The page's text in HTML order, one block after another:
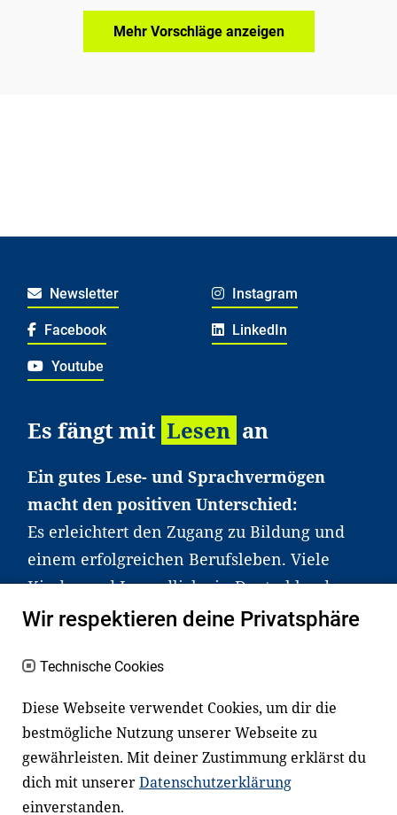
Mehr Vorschläge anzeigen
Newsletter Instagram
Facebook LinkedIn
Youtube
Es fängt mit Lesen an
Ein gutes Lese- und Sprachvermögen
macht den positiven Unterschied:
Es erleichtert den Zugang zu Bildung und
einem erfolgreichen Berufsleben. Viele
Kinder und Jugendliche in Deutschland
haben aber große Schwierigkeiten dabei.
an Familien sowie an Erzieher*innen,
Lehrer*innen und andere
Fachexpert*innen. Dafür arbeiten wir eng
mit Ministerien, wissenschaftlichen
Einrichtungen, Verbänden, Unternehmen
und anderen Stiftungen zusammen.
Wir respektieren deine Privatsphäre
Technische Cookies
Diese Webseite verwendet Cookies, um dir die
bestmögliche Nutzung unserer Webseite zu
gewährleisten. Mit deiner Zustimmung erklärst du
dich mit unsererDatenschutzerklärung
einverstanden.